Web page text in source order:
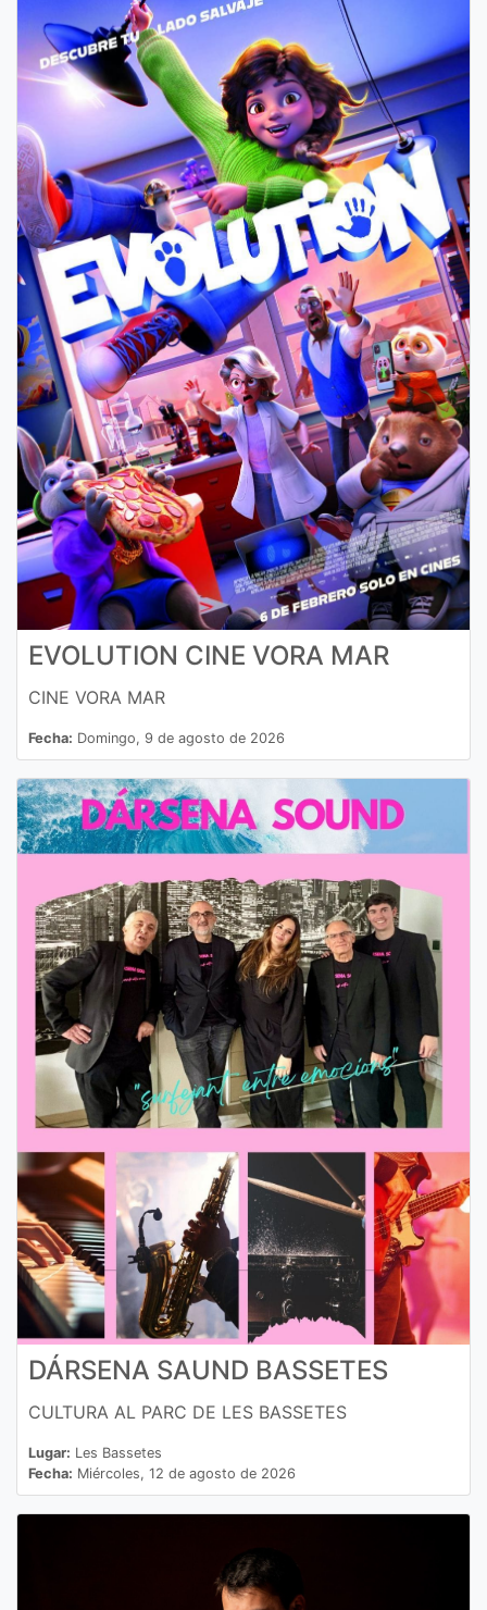
EVOLUTION CINE VORA MAR
CINE VORA MAR
Fecha: Domingo, 9 de agosto de 2026
DÁRSENA SAUND BASSETES
CULTURA AL PARC DE LES BASSETES
Lugar: Les Bassetes
Fecha: Miércoles, 12 de agosto de 2026